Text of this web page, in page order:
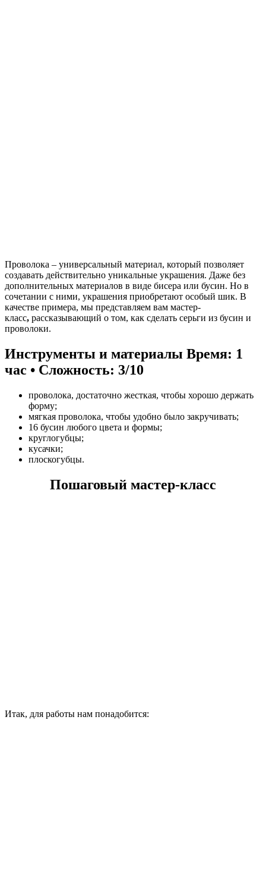
Проволока – универсальный материал, который позволяет
создавать действительно уникальные украшения. Даже без
дополнительных материалов в виде бисера или бусин. Но в
сочетании с ними, украшения приобретают особый шик. В
качестве примера, мы представляем вам мастер-
класс, рассказывающий о том, как сделать серьги из бусин и
проволоки.
Инструменты и материалы Время: 1
час • Сложность: 3/10
проволока, достаточно жесткая, чтобы хорошо держать
форму;
мягкая проволока, чтобы удобно было закручивать;
16 бусин любого цвета и формы;
круглогубцы;
кусачки;
плоскогубцы.
Пошаговый мастер-класс
Итак, для работы нам понадобится: